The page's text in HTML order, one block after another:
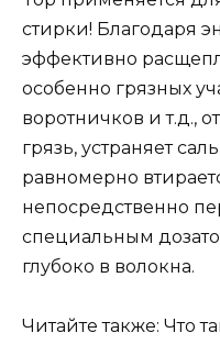
стирки! Благодаря
эффективно
особенно грязных
воротничков и т.д.,
грязь, устраняет
равномерно
непосредственно
специальным
глубоко в волокна.
Читайте также: Что